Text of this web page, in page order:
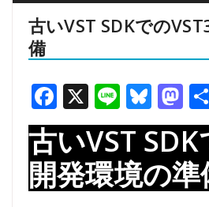
古いVST SDKでの
備
Facebook
X Line
古いVST
開発環境の準